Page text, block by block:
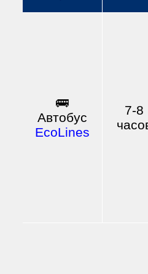
🚌
Автобус
EcoLines
7-8